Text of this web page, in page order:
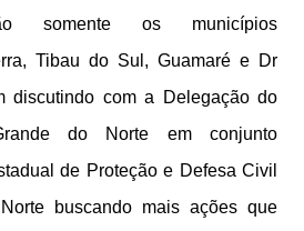
somente os municípios
Tibau do Sul, Guamaré e Dr
discutindo com a Delegação do
do Norte em conjunto
de Proteção e Defesa Civil
buscando mais ações que